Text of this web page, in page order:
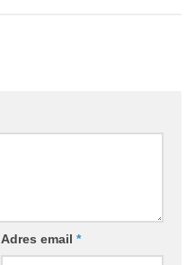
Adres email *